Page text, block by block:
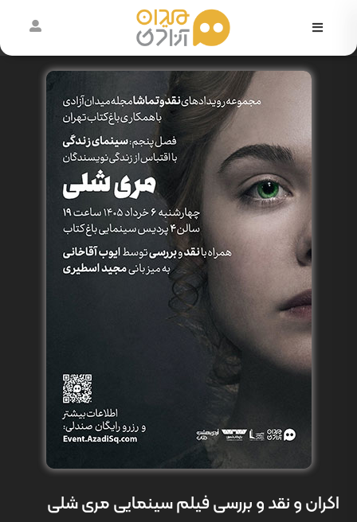
اکران و نقد و بررسی فیلم سینمایی مری شلی